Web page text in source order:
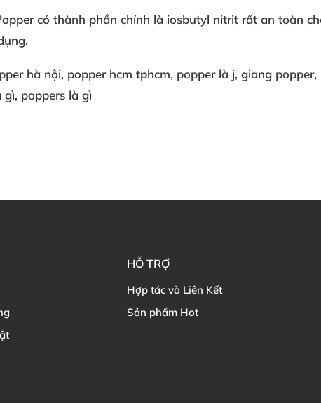
có thành phần chính làiosbutyl nitritrất an toàn
.
hà nội, popper hcm tphcm, popper là j, giang popper,
gì, poppers là gì
HỖ TRỢ
Hợp tác và Liên Kết
Sản phẩm Hot